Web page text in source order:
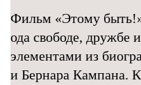
Фильм «Этому
ода свободе, дружбе
элементами из
и Бернара Кампана.